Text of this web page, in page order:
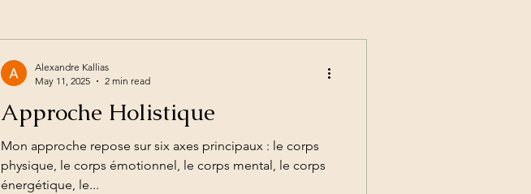
Approche Holistique
​​​Mon approche repose sur six axes principaux : le corps
physique, le corps émotionnel, le corps mental, le corps
énergétique, le...
Alexandre Kallias
May 11, 2025
2 min read